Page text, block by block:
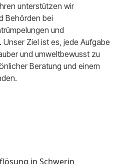
unterstützen wir
Behörden bei
und
Ziel ist es, jede Aufgabe
und umweltbewusst zu
Beratung und einem